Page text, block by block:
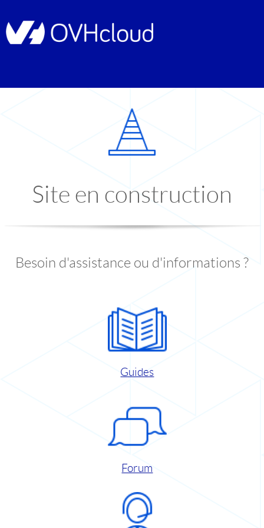
Site en construction
Besoin d'assistance ou d'informations ?
Guides
Forum